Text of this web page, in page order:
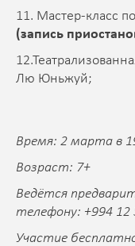
11. Мастер-класс
(запись
Лю Юньжуй;
Время: 2 марта в
Возраст: 7+
Ведётся
телефону: +994 12
Участие